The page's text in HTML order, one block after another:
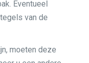
Eventueel
van de
moeten deze